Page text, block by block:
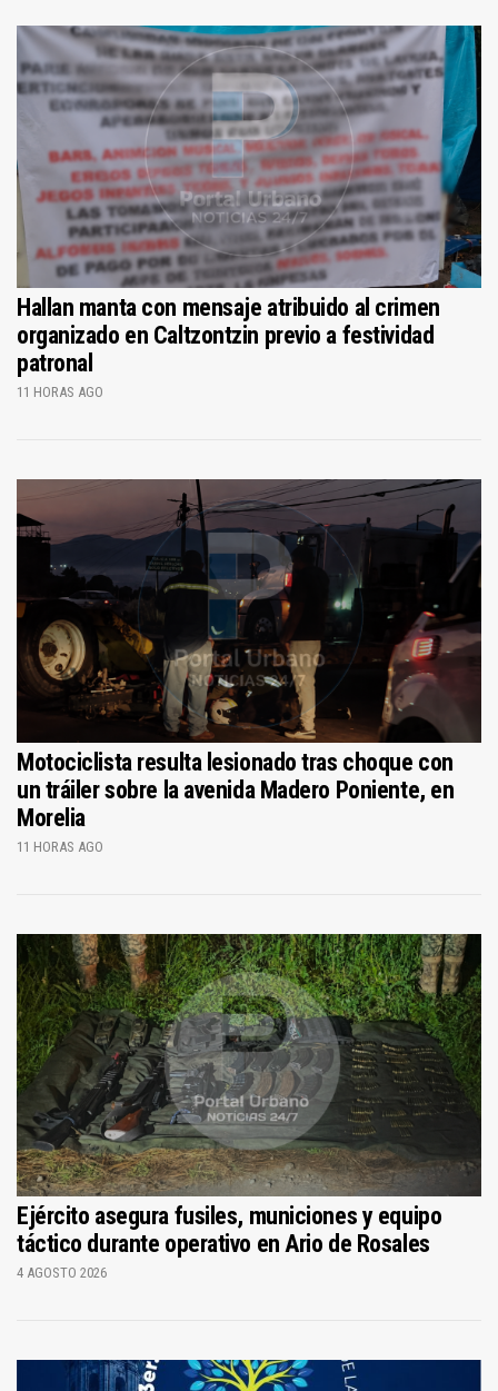
Hallan manta con mensaje atribuido al crimen
organizado en Caltzontzin previo a festividad
patronal
11 HORAS AGO
Motociclista resulta lesionado tras choque con
un tráiler sobre la avenida Madero Poniente, en
Morelia
11 HORAS AGO
Ejército asegura fusiles, municiones y equipo
táctico durante operativo en Ario de Rosales
4 AGOSTO 2026